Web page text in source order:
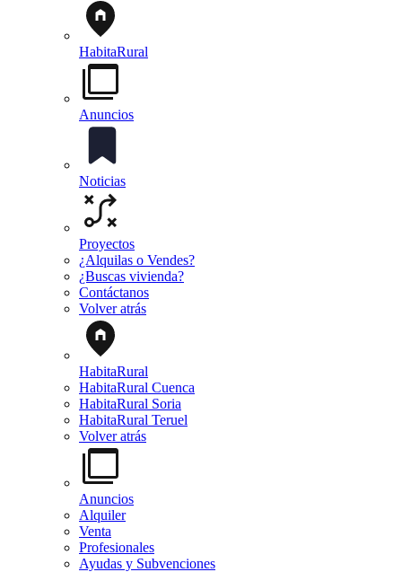
HabitaRural
Anuncios
Noticias
Proyectos
¿Alquilas o Vendes?
¿Buscas vivienda?
Contáctanos
Volver atrás
HabitaRural
HabitaRural Cuenca
HabitaRural Soria
HabitaRural Teruel
Volver atrás
Anuncios
Alquiler
Venta
Profesionales
Ayudas y Subvenciones